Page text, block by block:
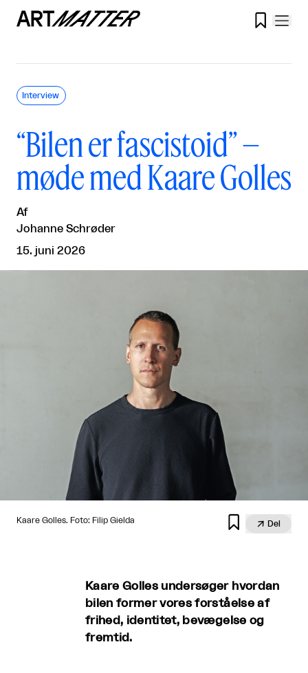

“Bilen er fascistoid” –
møde med Kaare Golles
Af
Johanne Schrøder
15. juni 2026
Interview
Kaare Golles. Foto: Filip Gielda   Del
Kaare Golles undersøger hvordan
bilen former vores forståelse af
frihed, identitet, bevægelse og
fremtid.